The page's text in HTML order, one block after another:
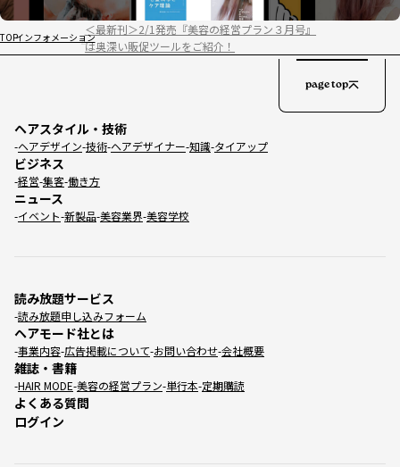
TOPインフォメーション
＜最新刊＞2/1発売『美容の経営プラン３月号』
は奥深い販促ツールをご紹介！
ヘアスタイル・技術
ヘアデザイン 技術 ヘアデザイナー 知識 タイアップ
ビジネス
経営 集客 働き方
ニュース
イベント 新製品 美容業界 美容学校
読み放題サービス
読み放題申し込みフォーム
ヘアモード社とは
事業内容 広告掲載について お問い合わせ 会社概要
雑誌・書籍
HAIR MODE 美容の経営プラン 単行本 定期購読
よくある質問
ログイン
page top